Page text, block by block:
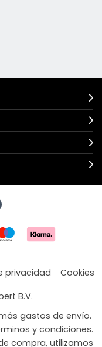
privacidad
Cookies
B.V.
gastos de envío.
y condiciones.
compra, utilizamos